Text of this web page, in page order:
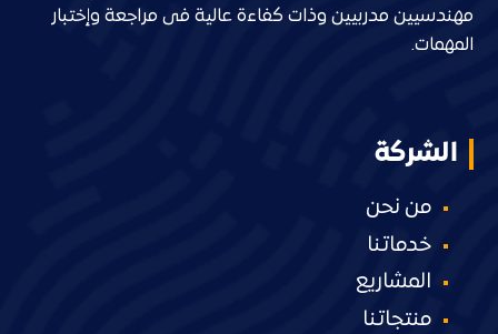
مهندسيين مدربيين وذات كفاءة عالية فى مراجعة وإختبار
المهمات.
الشركة
من نحن
خدماتنا
المشاريع
منتجاتنا